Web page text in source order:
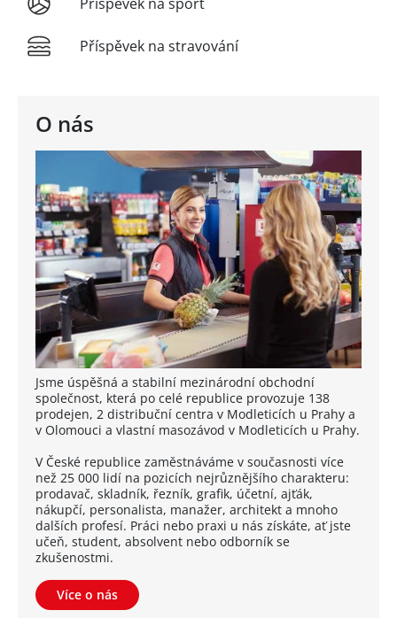
O nás
Jsme úspěšná a stabilní mezinárodní obchodní
společnost, která po celé republice provozuje 138
prodejen, 2 distribuční centra v Modleticích u Prahy a
v Olomouci a vlastní masozávod v Modleticích u Prahy.
V České republice zaměstnáváme v současnosti více
než 25 000 lidí na pozicích nejrůznějšího charakteru:
prodavač, skladník, řezník, grafik, účetní, ajťák,
nákupčí, personalista, manažer, architekt a mnoho
dalších profesí. Práci nebo praxi u nás získáte, ať jste
učeň, student, absolvent nebo odborník se
zkušenostmi.
Více o nás
Příspěvek na stravování